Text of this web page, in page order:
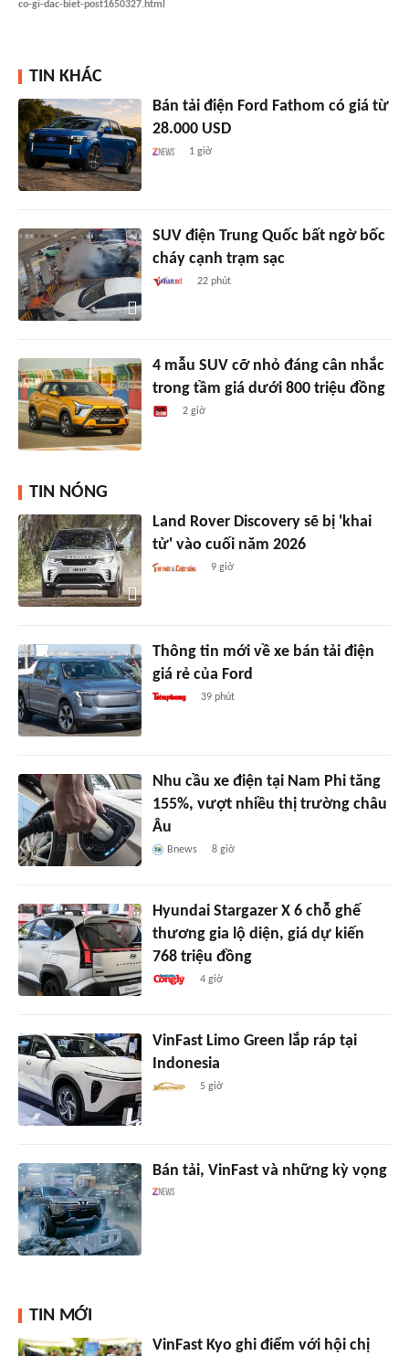
co-gi-dac-biet-post1650327.html
TIN KHÁC
Bán tải điện Ford Fathom có giá từ
28.000 USD
1 giờ
SUV điện Trung Quốc bất ngờ bốc
cháy cạnh trạm sạc
22 phút
4 mẫu SUV cỡ nhỏ đáng cân nhắc
trong tầm giá dưới 800 triệu đồng
2 giờ
TIN NÓNG
Land Rover Discovery sẽ bị 'khai
tử' vào cuối năm 2026
9 giờ
Thông tin mới về xe bán tải điện
giá rẻ của Ford
39 phút
Nhu cầu xe điện tại Nam Phi tăng
155%, vượt nhiều thị trường châu
Âu
Bnews 8 giờ
Hyundai Stargazer X 6 chỗ ghế
thương gia lộ diện, giá dự kiến
768 triệu đồng
4 giờ
VinFast Limo Green lắp ráp tại
Indonesia
5 giờ
Bán tải, VinFast và những kỳ vọng
TIN MỚI
VinFast Kyo ghi điểm với hội chị